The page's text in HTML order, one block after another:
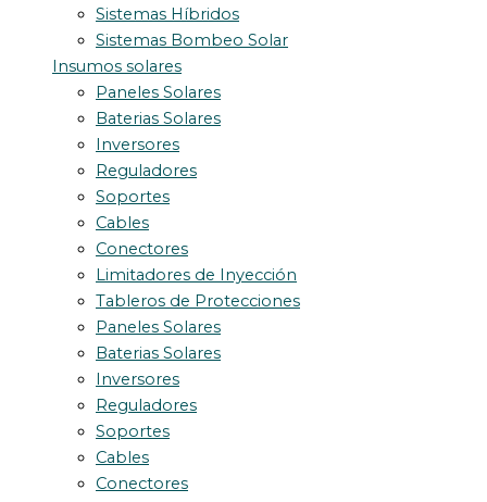
Sistemas Híbridos
Sistemas Bombeo Solar
Insumos solares
Paneles Solares
Baterias Solares
Inversores
Reguladores
Soportes
Cables
Conectores
Limitadores de Inyección
Tableros de Protecciones
Paneles Solares
Baterias Solares
Inversores
Reguladores
Soportes
Cables
Conectores